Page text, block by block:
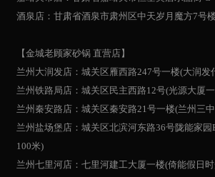
酒泉店：甘肃省酒泉市肃州区中天岁月魔方7号
【金城老顾家砂锅 直营店】
兰州大润发店：城关区雁西路247号一楼(大润发
兰州铁路局店：城关区民主西路12号(光源大厦
兰州秦安路店：城关区秦安路21号一楼(兰州三
兰州盐场堡店：城关区北滨河东路36号陇能家
100米)
兰州七里河店：七里河建工大厦一楼(倚能假日